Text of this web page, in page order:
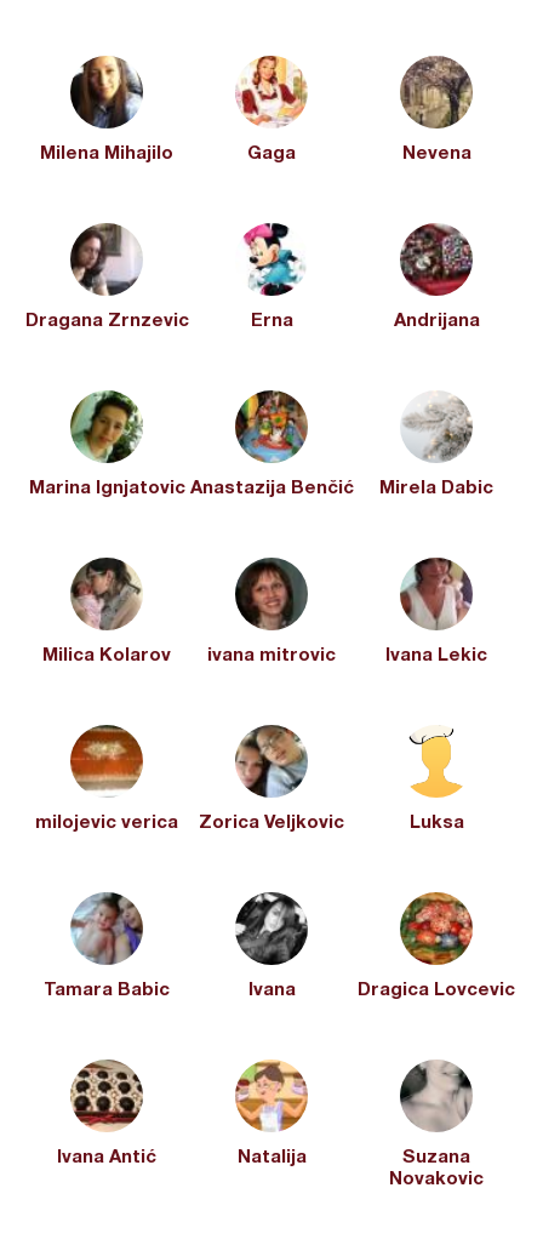
Milena Mihajilo Gaga Nevena
Dragana Zrnzevic Erna Andrijana
Marina Ignjatovic Anastazija Benčić Mirela Dabic
Milica Kolarov ivana mitrovic Ivana Lekic
milojevic verica Zorica Veljkovic Luksa
Tamara Babic Ivana Dragica Lovcevic
Ivana Antić Natalija
Suzana
Novakovic